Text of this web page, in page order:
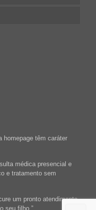
homepage têm caráter
médica presencial e
e tratamento sem
um pronto atendimento
seu filho.”